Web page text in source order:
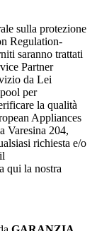
sulla protezione
Regulation-
saranno​ trattati
Partner
da Lei
per
la qualità
Appliances
Varesina 204,
richiesta e/o
qui la nostra